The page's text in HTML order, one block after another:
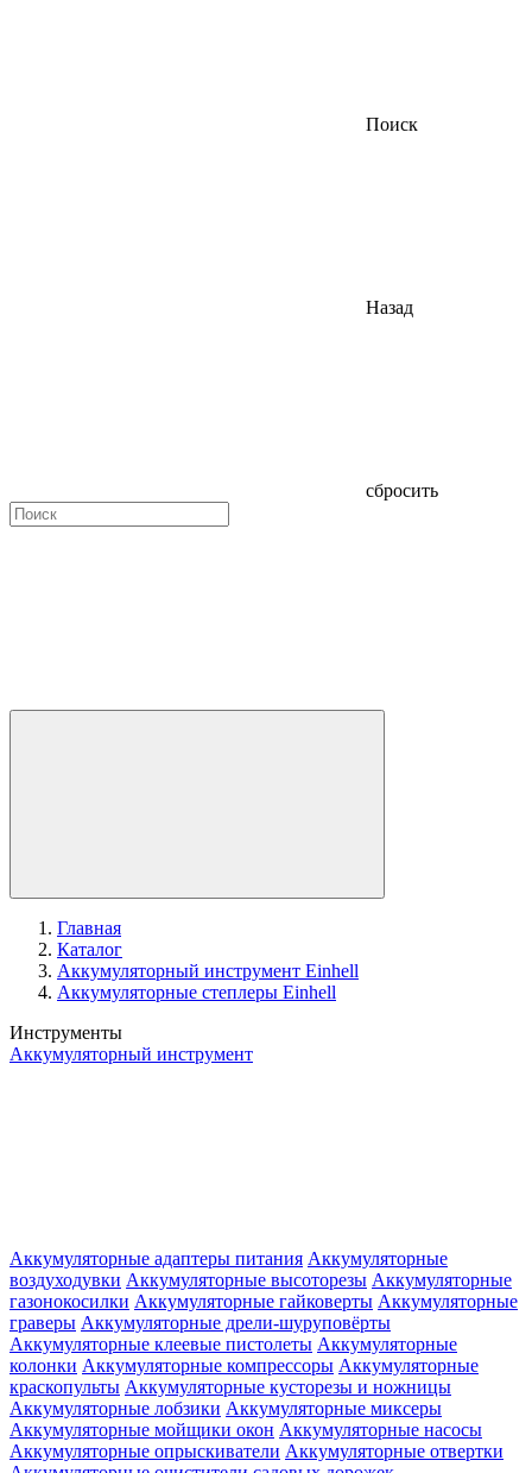
Поиск
Назад
сбросить
Главная
Каталог
Аккумуляторный инструмент Einhell
Аккумуляторные степлеры Einhell
Инструменты
Аккумуляторный инструмент
Аккумуляторные адаптеры питания Аккумуляторные
воздуходувки Аккумуляторные высоторезы Аккумуляторные
газонокосилки Аккумуляторные гайковерты Аккумуляторные
граверы Аккумуляторные дрели-шуруповёрты
Аккумуляторные клеевые пистолеты Аккумуляторные
колонки Аккумуляторные компрессоры Аккумуляторные
краскопульты Аккумуляторные кусторезы и ножницы
Аккумуляторные лобзики Аккумуляторные миксеры
Аккумуляторные мойщики окон Аккумуляторные насосы
Аккумуляторные опрыскиватели Аккумуляторные отвертки